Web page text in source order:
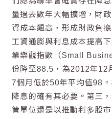
量過去數年大幅擴增，財
資成本飆高，形成財政負
工資通膨與利息成本提高
業樂觀指數（Small
份降至88.5，為2012年12
7個月低於50年平均值98。
降息的確有其必要。第三
管單位還是以推動利多股